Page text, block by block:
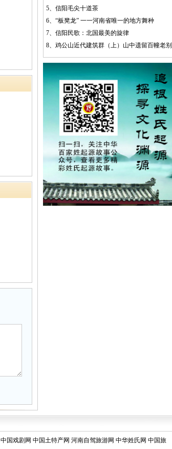
5、 信阳毛尖十道茶
6、 “板凳龙” 一一河南省唯一的地方舞种
7、 信阳民歌：北国最美的旋律
8、 鸡公山近代建筑群（上）山中遗留百幢老别
中国戏剧网 中国土特产网 河南自驾旅游网 中华姓氏网 中国旅